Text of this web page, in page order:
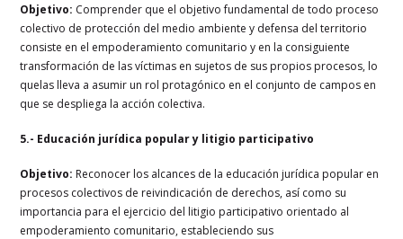
Objetivo: Comprender que el objetivo fundamental de todo proceso
colectivo de protección del medio ambiente y defensa del territorio
consiste en el empoderamiento comunitario y en la consiguiente
transformación de las víctimas en sujetos de sus propios procesos, lo
quelas lleva a asumir un rol protagónico en el conjunto de campos en
que se despliega la acción colectiva.
5.- Educación jurídica popular y litigio participativo
Objetivo: Reconocer los alcances de la educación jurídica popular en
procesos colectivos de reivindicación de derechos, así como su
importancia para el ejercicio del litigio participativo orientado al
empoderamiento comunitario, estableciendo sus